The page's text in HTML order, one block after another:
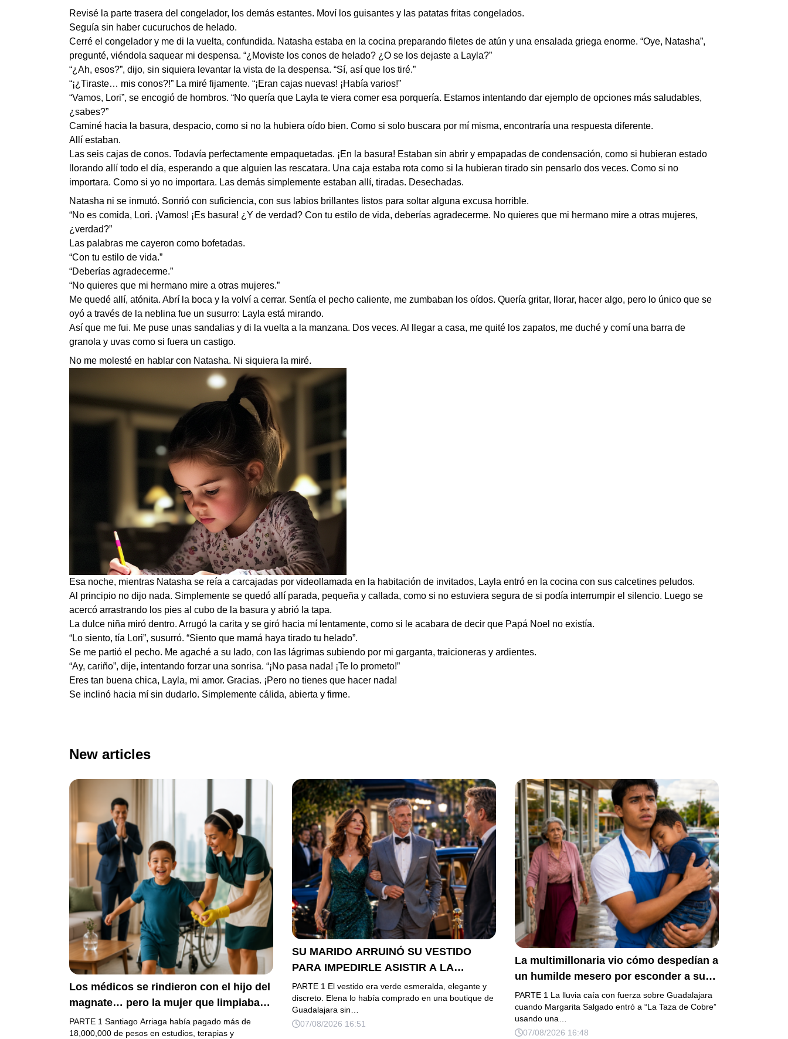
Revisé la parte trasera del congelador, los demás estantes. Moví los guisantes y las patatas fritas congelados.
Seguía sin haber cucuruchos de helado.
Cerré el congelador y me di la vuelta, confundida. Natasha estaba en la cocina preparando filetes de atún y una ensalada griega enorme. “Oye, Natasha”,
pregunté, viéndola saquear mi despensa. “¿Moviste los conos de helado? ¿O se los dejaste a Layla?”
“¿Ah, esos?”, dijo, sin siquiera levantar la vista de la despensa. “Sí, así que los tiré.”
“¡¿Tiraste… mis conos?!” La miré fijamente. “¡Eran cajas nuevas! ¡Había varios!”
“Vamos, Lori”, se encogió de hombros. “No quería que Layla te viera comer esa porquería. Estamos intentando dar ejemplo de opciones más saludables,
¿sabes?”
Caminé hacia la basura, despacio, como si no la hubiera oído bien. Como si solo buscara por mí misma, encontraría una respuesta diferente.
Allí estaban.
Las seis cajas de conos. Todavía perfectamente empaquetadas. ¡En la basura! Estaban sin abrir y empapadas de condensación, como si hubieran estado
llorando allí todo el día, esperando a que alguien las rescatara. Una caja estaba rota como si la hubieran tirado sin pensarlo dos veces. Como si no
importara. Como si yo no importara. Las demás simplemente estaban allí, tiradas. Desechadas.
Natasha ni se inmutó. Sonrió con suficiencia, con sus labios brillantes listos para soltar alguna excusa horrible.
“No es comida, Lori. ¡Vamos! ¡Es basura! ¿Y de verdad? Con tu estilo de vida, deberías agradecerme. No quieres que mi hermano mire a otras mujeres,
¿verdad?”
Las palabras me cayeron como bofetadas.
“Con tu estilo de vida.”
“Deberías agradecerme.”
“No quieres que mi hermano mire a otras mujeres.”
Me quedé allí, atónita. Abrí la boca y la volví a cerrar. Sentía el pecho caliente, me zumbaban los oídos. Quería gritar, llorar, hacer algo, pero lo único que se
oyó a través de la neblina fue un susurro: Layla está mirando.
Así que me fui. Me puse unas sandalias y di la vuelta a la manzana. Dos veces. Al llegar a casa, me quité los zapatos, me duché y comí una barra de
granola y uvas como si fuera un castigo.
No me molesté en hablar con Natasha. Ni siquiera la miré.
Esa noche, mientras Natasha se reía a carcajadas por videollamada en la habitación de invitados, Layla entró en la cocina con sus calcetines peludos.
Al principio no dijo nada. Simplemente se quedó allí parada, pequeña y callada, como si no estuviera segura de si podía interrumpir el silencio. Luego se
acercó arrastrando los pies al cubo de la basura y abrió la tapa.
La dulce niña miró dentro. Arrugó la carita y se giró hacia mí lentamente, como si le acabara de decir que Papá Noel no existía.
“Lo siento, tía Lori”, susurró. “Siento que mamá haya tirado tu helado”.
Se me partió el pecho. Me agaché a su lado, con las lágrimas subiendo por mi garganta, traicioneras y ardientes.
“Ay, cariño”, dije, intentando forzar una sonrisa. “¡No pasa nada! ¡Te lo prometo!”
Eres tan buena chica, Layla, mi amor. Gracias. ¡Pero no tienes que hacer nada!
Se inclinó hacia mí sin dudarlo. Simplemente cálida, abierta y firme.
New articles
Los médicos se rindieron con el hijo del
magnate… pero la mujer que limpiaba
su casa descubrió la verdad que nadie
quiso escuchar.
PARTE 1 Santiago Arriaga había pagado más de
18,000,000 de pesos en estudios, terapias y
SU MARIDO ARRUINÓ SU VESTIDO
PARA IMPEDIRLE ASISTIR A LA
GALA… PERO ELLA LLEGÓ EN
LIMUSINA COMO INVITADA DE HONOR
DEL DUEÑO DE LA EMPRESA
PARTE 1 El vestido era verde esmeralda, elegante y
discreto. Elena lo había comprado en una boutique de
Guadalajara sin…
07/08/2026 16:51
La multimillonaria vio cómo despedían a
un humilde mesero por esconder a su
hermanito enfermo… pero el verdadero
escándalo estaba a punto de estallar.
PARTE 1 La lluvia caía con fuerza sobre Guadalajara
cuando Margarita Salgado entró a “La Taza de Cobre”
usando una…
07/08/2026 16:48